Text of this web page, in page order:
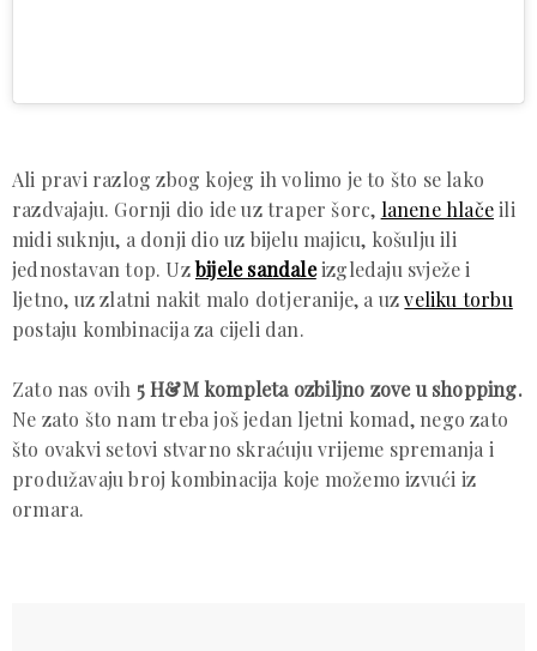
Ali pravi razlog zbog kojeg ih volimo je to što se lako
razdvajaju. Gornji dio ide uz traper šorc, lanene hlačeili
midi suknju, a donji dio uz bijelu majicu, košulju ili
jednostavan top. Uzbijele sandaleizgledaju svježe i
ljetno, uz zlatni nakit malo dotjeranije, a uzveliku torbu
postaju kombinacija za cijeli dan.
Zato nas ovih 5 H&M kompleta ozbiljno zove u shopping.
Ne zato što nam treba još jedan ljetni komad, nego zato
što ovakvi setovi stvarno skraćuju vrijeme spremanja i
produžavaju broj kombinacija koje možemo izvući iz
ormara.